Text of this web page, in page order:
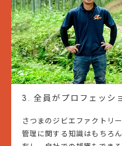
3. 全員がプロフェッシ
さつまのジビエファクトリ
管理に関する知識はもちろ